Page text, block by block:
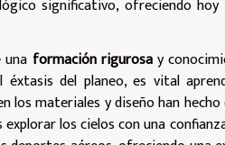
significativo, ofreciendo
formación rigurosay
del planeo, es vital
los materiales y diseño han
los cielos con una